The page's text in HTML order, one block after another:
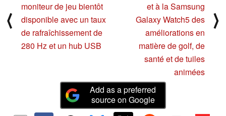
⟨
moniteur de jeu bientôt
disponible avec un taux
de rafraîchissement de
280 Hz et un hub USB
et à la Samsung
Galaxy Watch5 des
améliorations en
matière de golf, de
santé et de tuiles
animées
⟩
Add as a preferred
source on Google